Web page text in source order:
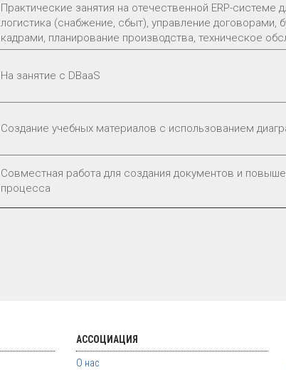
Практические занятия на отечественной ERP-системе
логистика (снабжение, сбыт), управление договорами,
кадрами, планирование производства, техническое
На занятие с DBaaS
Создание учебных материалов с использованием
Совместная работа для создания документов и
процесса
АССОЦИАЦИЯ
О нас